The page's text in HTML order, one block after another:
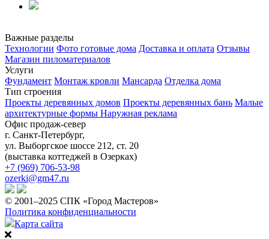
Важные разделы
Технологии Фото готовые дома Доставка и оплата Отзывы
Магазин пиломатериалов
Услуги
Фундамент Монтаж кровли Мансарда Отделка дома
Тип строения
Проекты деревянных домов Проекты деревянных бань Малые
архитектурные формы Наружная реклама
Офис продаж-север
г. Санкт-Петербург,
ул. Выборгское шоссе 212, ст. 20
(выставка коттеджей в Озерках)
+7 (969) 706-53-98
ozerki@gm47.ru
© 2001–2025 СПК «Город Мастеров»
Политика конфиденциальности
Карта сайта